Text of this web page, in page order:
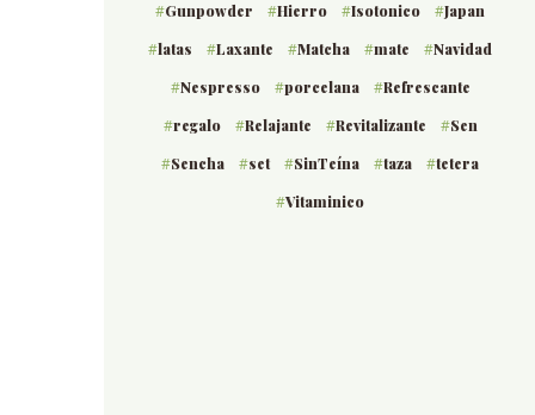
Gunpowder
Hierro Isotonico
Japan
latas
Laxante Matcha mate
Navidad
Nespresso
porcelana
Refrescante
regalo
Relajante Revitalizante
Sen
Sencha
set SinTeína taza
tetera
Vitaminico